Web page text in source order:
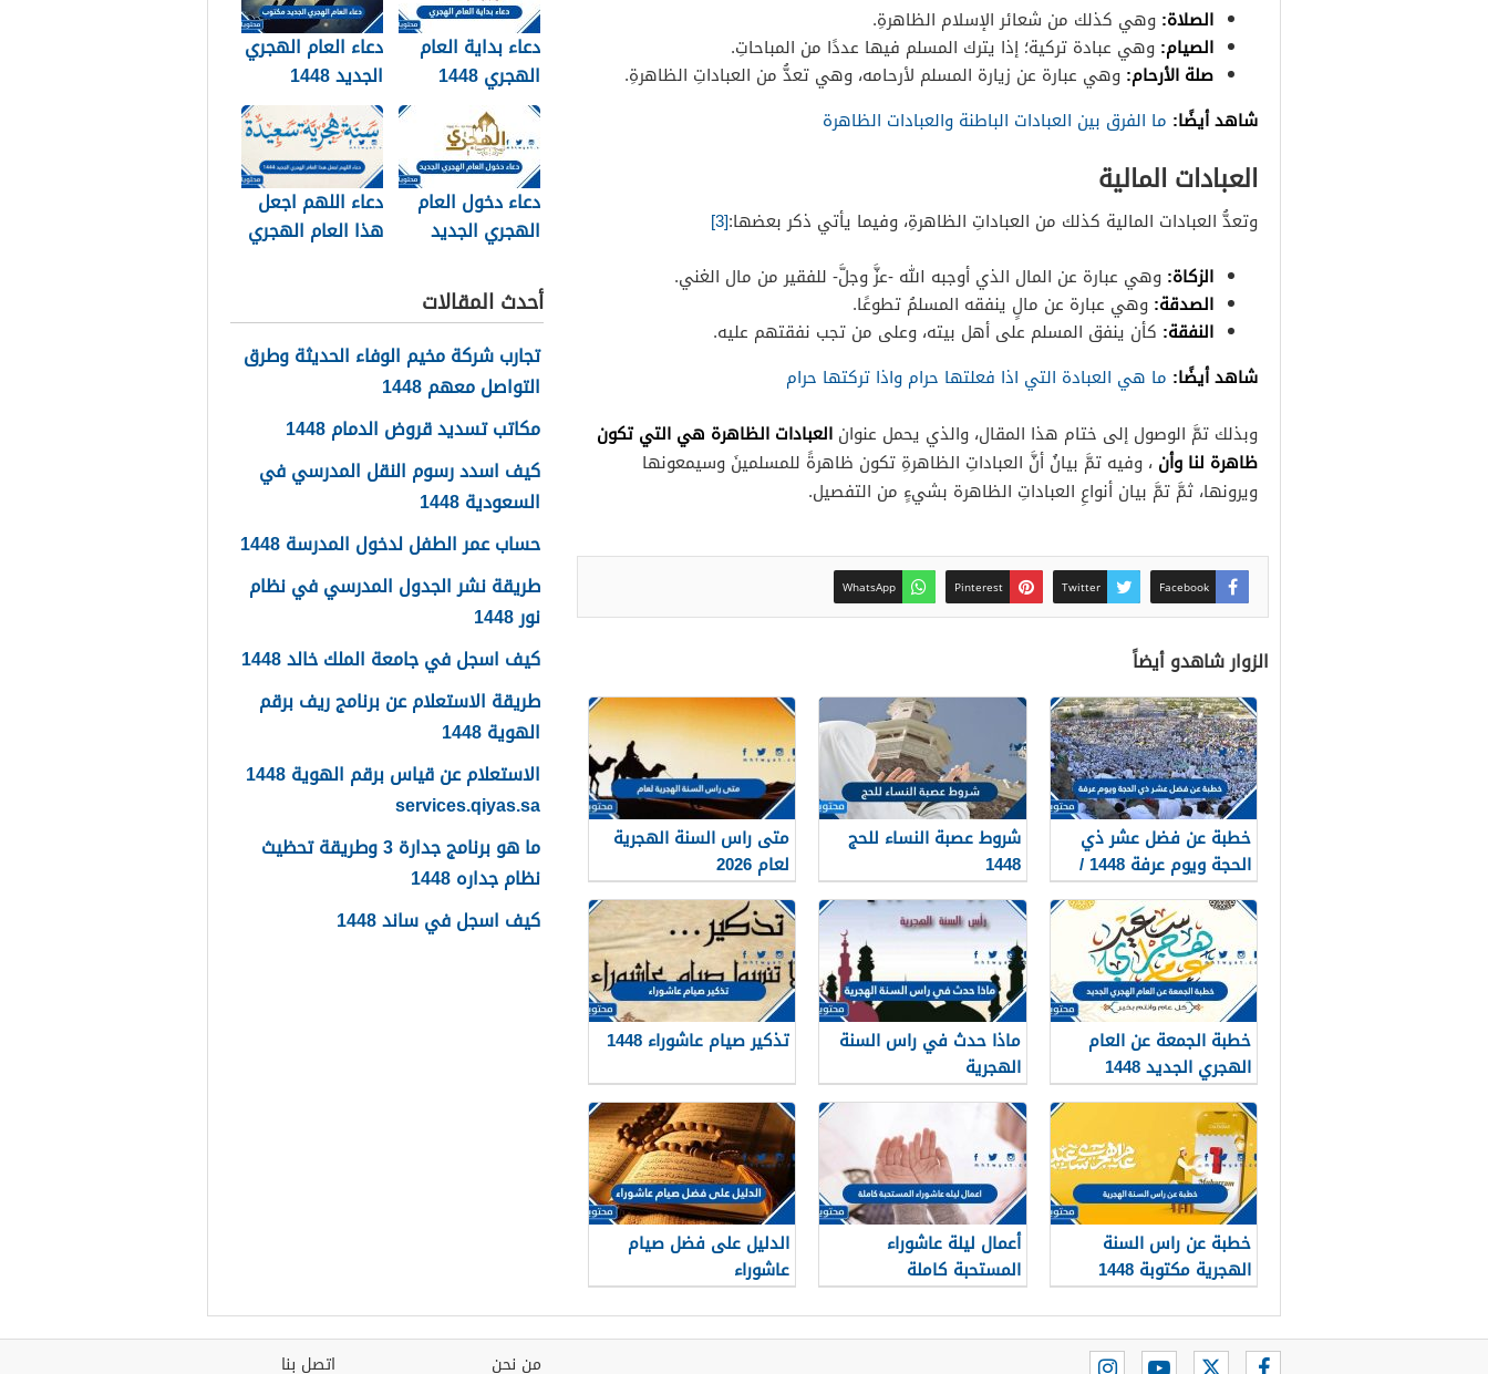
الصلاة: وهي كذلك من شعائر الإسلام الظاهرةِ.
الصيام: وهي عبادة تركية؛ إذا يترك المسلم فيها عددًا من المباحاتِ.
صلة الأرحام: وهي عبارة عن زيارة المسلم لأرحامه، وهي تعدُّ من العباداتِ الظاهرةِ.
شاهد أيضًا: ما الفرق بين العبادات الباطنة والعبادات الظاهرة
العبادات المالية
وتعدُّ العبادات المالية كذلك من العباداتِ الظاهرةِ، وفيما يأتي ذكر بعضها:[3]
الزكاة: وهي عبارة عن المال الذي أوجبه الله -عزَّ وجلَّ- للفقير من مال الغني.
الصدقة: وهي عبارة عن مالٍ ينفقه المسلمُ تطوعًا.
النفقة: كأن ينفق المسلم على أهل بيته، وعلى من تجب نفقتهم عليه.
شاهد أيضًا: ما هي العبادة التي اذا فعلتها حرام واذا تركتها حرام
وبذلك تمَّ الوصول إلى ختام هذا المقال، والذي يحمل عنوان العبادات الظاهرة هي التي تكون
ظاهرة لنا وأن ، وفيه تمَّ بيانُ أنَّ العباداتِ الظاهرةِ تكون ظاهرةً للمسلمينَ وسيمعونها
ويرونها، ثمَّ تمَّ بيان أنواعِ العباداتِ الظاهرة بشيءٍ من التفصيل.
Facebook
Twitter
Pinterest
WhatsApp
الزوار شاهدو أيضاً
خطبة عن فضل عشر ذي
الحجة ويوم عرفة 1448 /
2026
شروط عصبة النساء للحج
1448
متى راس السنة الهجرية
لعام 2026
خطبة الجمعة عن العام
الهجري الجديد 1448
ماذا حدث في راس السنة
الهجرية
تذكير صيام عاشوراء 1448
خطبة عن راس السنة
الهجرية مكتوبة 1448
أعمال ليلة عاشوراء
المستحبة كاملة
الدليل على فضل صيام
عاشوراء
دعاء بداية العام
الهجري 1448
مكتوب وبالصور
2026
دعاء العام الهجري
الجديد 1448
مكتوب
دعاء دخول العام
الهجري الجديد
دعاء اللهم اجعل
هذا العام الهجري
أحدث المقالات
تجارب شركة مخيم الوفاء الحديثة وطرق
التواصل معهم 1448
مكاتب تسديد قروض الدمام 1448
كيف اسدد رسوم النقل المدرسي في
السعودية 1448
حساب عمر الطفل لدخول المدرسة 1448
طريقة نشر الجدول المدرسي في نظام
نور 1448
كيف اسجل في جامعة الملك خالد 1448
طريقة الاستعلام عن برنامج ريف برقم
الهوية 1448
الاستعلام عن قياس برقم الهوية 1448
services.qiyas.sa
ما هو برنامج جدارة 3 وطريقة تحظيث
نظام جداره 1448
كيف اسجل في ساند 1448
اتصل بنا من نحن